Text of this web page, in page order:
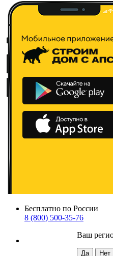
Бесплатно по России
8 (800) 500-35-76
Ваш